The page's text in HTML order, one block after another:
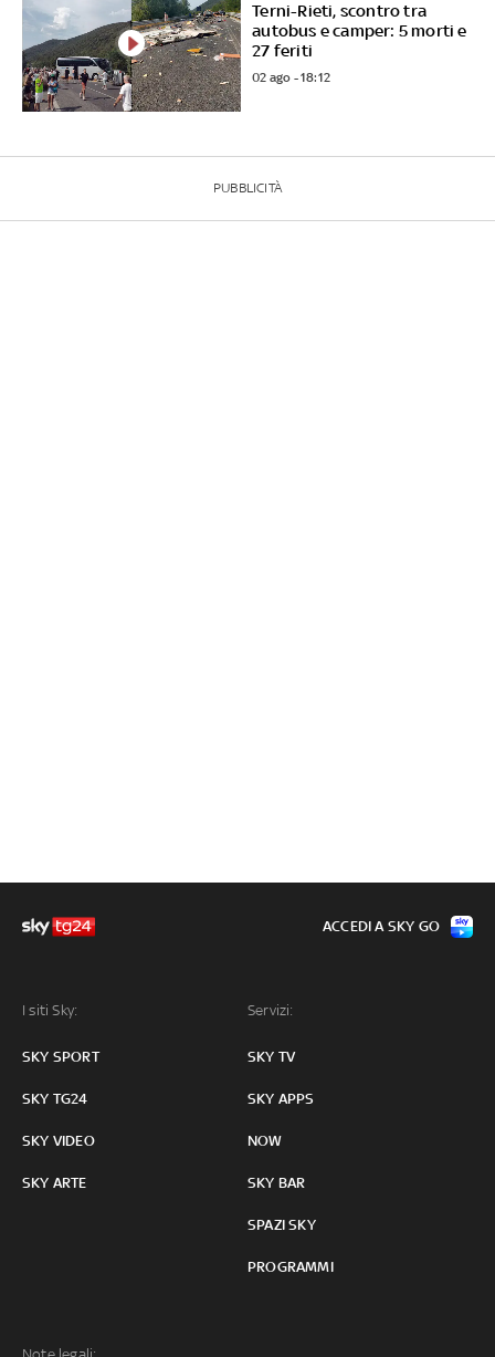
Terni-Rieti, scontro tra
autobus e camper: 5 morti e
27 feriti
02 ago - 18:12
PUBBLICITÀ
I siti Sky:
SKY SPORT
SKY TG24
SKY VIDEO
SKY ARTE
Servizi:
SKY TV
SKY APPS
NOW
SKY BAR
SPAZI SKY
PROGRAMMI
ACCEDI A SKY GO